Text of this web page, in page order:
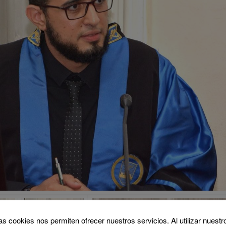
cookies nos permiten ofrecer nuestros servicios. Al utilizar